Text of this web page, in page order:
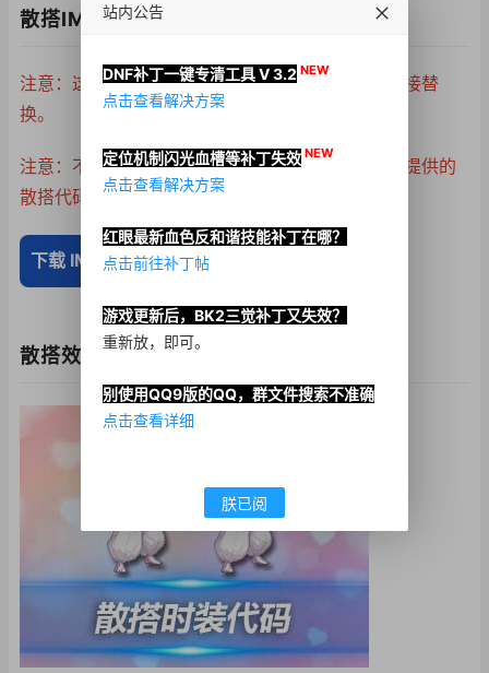
散搭IMG下载
注意：这不是成品补丁，主要方便制作补丁时可直接替
换。
注意：不排除游戏更新造成失效，可自行通过上方提供的
散搭代码拼合制作IMG文件。
下载 IMG 文件
散搭效果图
站内公告
DNF补丁一键专清工具 V 3.2 NEW
点击查看解决方案
定位机制闪光血槽等补丁失效 NEW
点击查看解决方案
红眼最新血色反和谐技能补丁在哪？
点击前往补丁帖
游戏更新后，BK2三觉补丁又失效？
重新放，即可。
别使用QQ9版的QQ，群文件搜索不准确
点击查看详细
朕已阅